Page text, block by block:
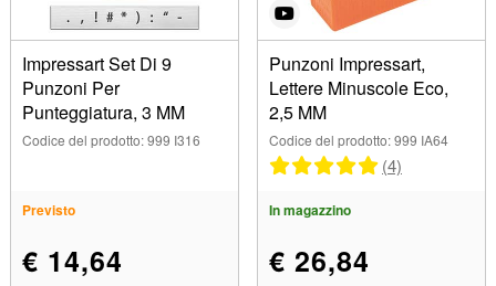
Impressart Set Di 9
Punzoni Per
Punteggiatura, 3 MM
Codice del prodotto: 999 I316
Previsto
€ 14,64
Punzoni Impressart,
Lettere Minuscole Eco,
2,5 MM
Codice del prodotto: 999 IA64
(4)
In magazzino
€ 26,84